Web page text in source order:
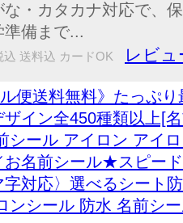
な・カタカナ対応で、
備まで...
込 送料込 カードOK レビュ
ル便送料無料》たっぷ
ザイン全450種類以上[
シール アイロン アイ
お名前シール★スピー
字対応〉選べるシート
ンシール 防水 名前シ